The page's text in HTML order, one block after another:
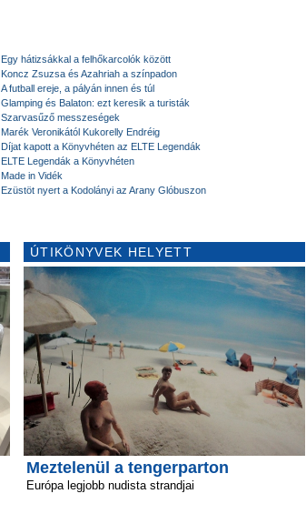
Egy hátizsákkal a felhőkarcolók között
Koncz Zsuzsa és Azahriah a színpadon
A futball ereje, a pályán innen és túl
Glamping és Balaton: ezt keresik a turisták
Szarvasűző messzeségek
Marék Veronikától Kukorelly Endréig
Díjat kapott a Könyvhéten az ELTE Legendák
ELTE Legendák a Könyvhéten
Made in Vidék
Ezüstöt nyert a Kodolányi az Arany Glóbuszon
ÚTIKÖNYVEK HELYETT
Meztelenül a tengerparton
Európa legjobb nudista strandjai